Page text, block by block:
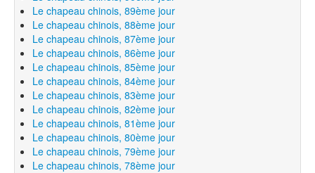
Le chapeau chinois, 89ème jour
Le chapeau chinois, 88ème jour
Le chapeau chinois, 87ème jour
Le chapeau chinois, 86ème jour
Le chapeau chinois, 85ème jour
Le chapeau chinois, 84ème jour
Le chapeau chinois, 83ème jour
Le chapeau chinois, 82ème jour
Le chapeau chinois, 81ème jour
Le chapeau chinois, 80ème jour
Le chapeau chinois, 79ème jour
Le chapeau chinois, 78ème jour